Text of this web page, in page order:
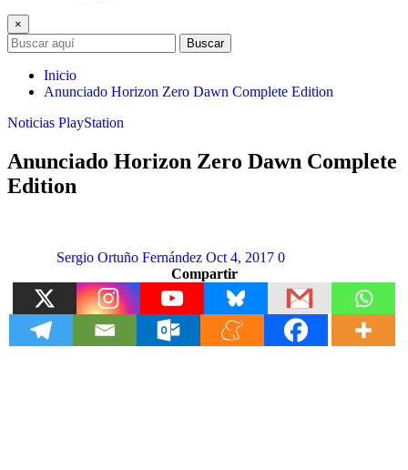
×
Buscar
Inicio
Anunciado Horizon Zero Dawn Complete Edition
Noticias PlayStation
Anunciado Horizon Zero Dawn Complete
Edition
Sergio Ortuño Fernández Oct 4, 2017 0
Compartir